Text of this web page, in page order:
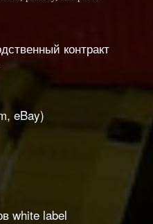
контракт
eBay)
white label